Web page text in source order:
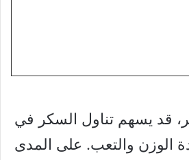
قد يسهم تناول السكر في
الوزن والتعب. على المدى